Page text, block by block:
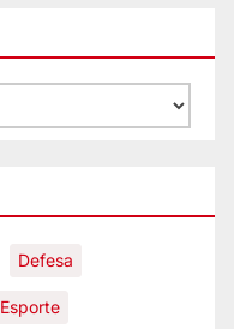
Defesa
Esporte